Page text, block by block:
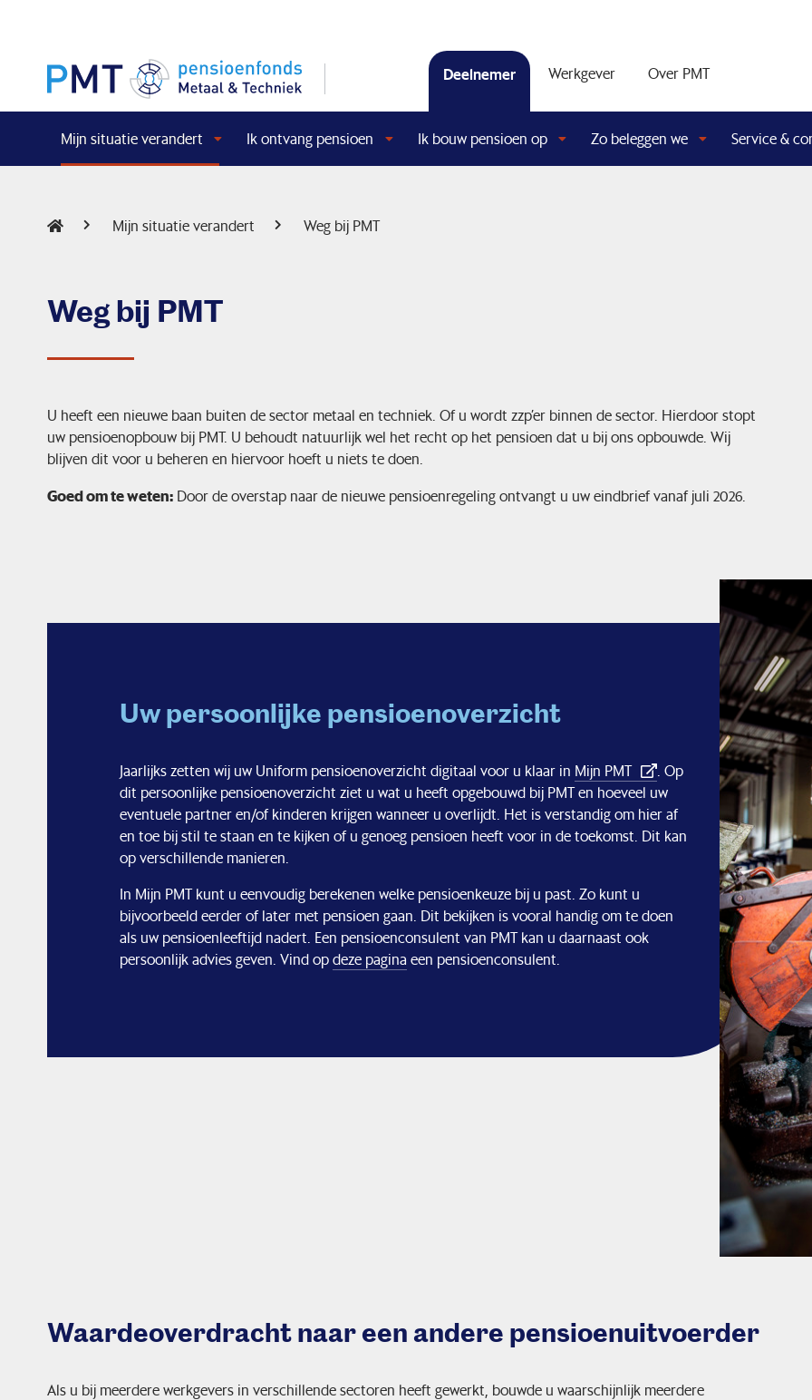
Deelnemer Werkgever Over PMT
Mijn situatie verandert Ik ontvang pensioen Ik bouw pensioen op Zo beleggen we Service &
Mijn situatie verandert Weg bij PMT
Weg bij PMT
U heeft een nieuwe baan buiten de sector metaal en techniek. Of u wordt zzp’er binnen de sector. Hierdoor stopt
uw pensioenopbouw bij PMT. U behoudt natuurlijk wel het recht op het pensioen dat u bij ons opbouwde. Wij
blijven dit voor u beheren en hiervoor hoeft u niets te doen.
Goed om te weten: Door de overstap naar de nieuwe pensioenregeling ontvangt u uw eindbrief vanaf juli 2026.
Uw persoonlijke pensioenoverzicht
Jaarlijks zetten wij uw Uniform pensioenoverzicht digitaal voor u klaar in Mijn PMT
. Op
dit persoonlijke pensioenoverzicht ziet u wat u heeft opgebouwd bij PMT en hoeveel uw
eventuele partner en/of kinderen krijgen wanneer u overlijdt. Het is verstandig om hier af
en toe bij stil te staan en te kijken of u genoeg pensioen heeft voor in de toekomst. Dit kan
op verschillende manieren.
In Mijn PMT kunt u eenvoudig berekenen welke pensioenkeuze bij u past. Zo kunt u
bijvoorbeeld eerder of later met pensioen gaan. Dit bekijken is vooral handig om te doen
als uw pensioenleeftijd nadert. Een pensioenconsulent van PMT kan u daarnaast ook
persoonlijk advies geven. Vind opdeze pagina een pensioenconsulent.
Waardeoverdracht naar een andere pensioenuitvoerder
Als u bij meerdere werkgevers in verschillende sectoren heeft gewerkt, bouwde u waarschijnlijk meerdere